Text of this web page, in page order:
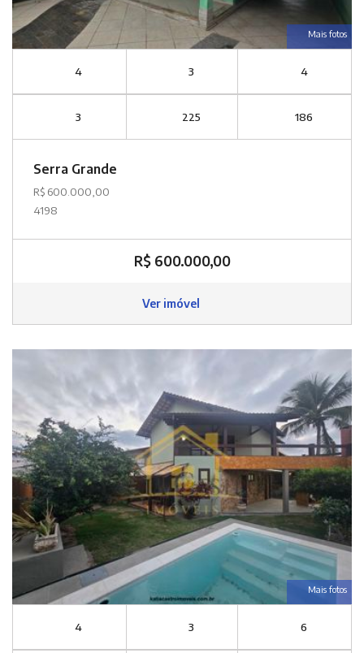
Mais fotos
4 3 4
3 225 186
Serra Grande
R$ 600.000,00
4198
R$ 600.000,00
Ver imóvel
Mais fotos
4 3 6